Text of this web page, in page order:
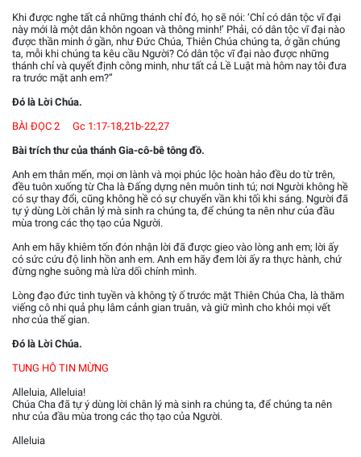
Khi được nghe tất cả những thánh chỉ đó, họ sẽ nói: ‘Chỉ có dân tộc vĩ đại
này mới là một dân khôn ngoan và thông minh!’ Phải, có dân tộc vĩ đại nào
được thần minh ở gần, như Đức Chúa, Thiên Chúa chúng ta, ở gần chúng
ta, mỗi khi chúng ta kêu cầu Người? Có dân tộc vĩ đại nào được những
thánh chỉ và quyết định công minh, như tất cả Lề Luật mà hôm nay tôi đưa
ra trước mặt anh em?”
Đó là Lời Chúa.
BÀI ĐỌC 2 Gc 1:17-18,21b-22,27
Bài trích thư của thánh Gia-cô-bê tông đồ.
Anh em thân mến, mọi ơn lành và mọi phúc lộc hoàn hảo đều do từ trên,
đều tuôn xuống từ Cha là Đấng dựng nên muôn tinh tú; nơi Người không hề
có sự thay đổi, cũng không hề có sự chuyển vần khi tối khi sáng. Người đã
tự ý dùng Lời chân lý mà sinh ra chúng ta, để chúng ta nên như của đầu
mùa trong các thọ tạo của Người.
Anh em hãy khiêm tốn đón nhận lời đã được gieo vào lòng anh em; lời ấy
có sức cứu độ linh hồn anh em. Anh em hãy đem lời ấy ra thực hành, chứ
đừng nghe suông mà lừa dối chính mình.
Lòng đạo đức tinh tuyền và không tỳ ố trước mặt Thiên Chúa Cha, là thăm
viếng cô nhi quả phụ lâm cảnh gian truân, và giữ mình cho khỏi mọi vết
nhơ của thế gian.
Đó là Lời Chúa.
TUNG HÔ TIN MỪNG
Alleluia, Alleluia!
Chúa Cha đã tự ý dùng lời chân lý mà sinh ra chúng ta, để chúng ta nên
như của đầu mùa trong các thọ tạo của Người.
Alleluia